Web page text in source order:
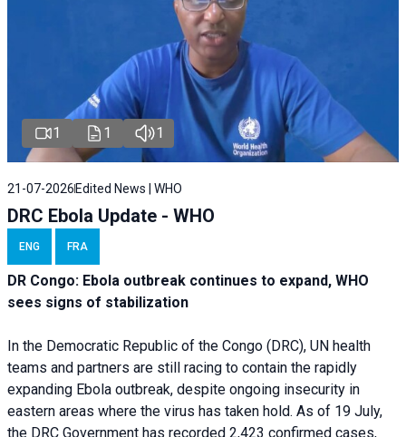
1 1 1
21-07-2026 Edited News | WHO
DRC Ebola Update - WHO
ENG FRA
DR Congo: Ebola outbreak continues to expand, WHO
sees signs of stabilization
In the Democratic Republic of the Congo (DRC), UN health
teams and partners are still racing to contain the rapidly
expanding Ebola outbreak, despite ongoing insecurity in
eastern areas where the virus has taken hold. As of 19 July,
the DRC Government has recorded 2,423 confirmed cases,